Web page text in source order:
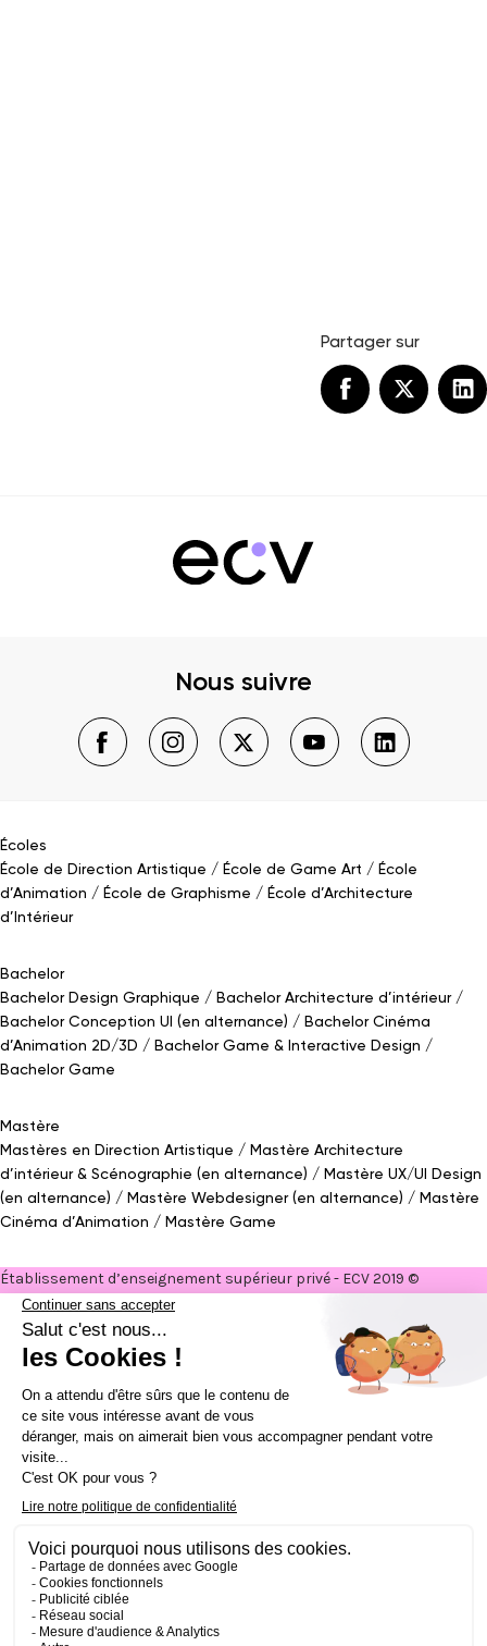
Partager sur
Nous suivre
Écoles
École de Direction Artistique
École de Game Art
École
d’Animation
École de Graphisme
École d’Architecture
d’Intérieur
Bachelor
Bachelor Design Graphique
Bachelor Architecture d’intérieur
Bachelor Conception UI (en alternance)
Bachelor Cinéma
d’Animation 2D/3D
Bachelor Game & Interactive Design
Bachelor Game
Mastère
Mastères en Direction Artistique
Mastère Architecture
d’intérieur& Scénographie (en alternance)
Mastère UX/UI Design
(en alternance)
Mastère Webdesigner (en alternance)
Mastère
Cinéma d’Animation
Mastère Game
Établissement d’enseignement supérieur privé - ECV 2019 ©
Mentions légales
Politique de confidentialité
Conditions Générales de Ventes
Contact Presse
Réalisé parLa Jungle
@ecv2026